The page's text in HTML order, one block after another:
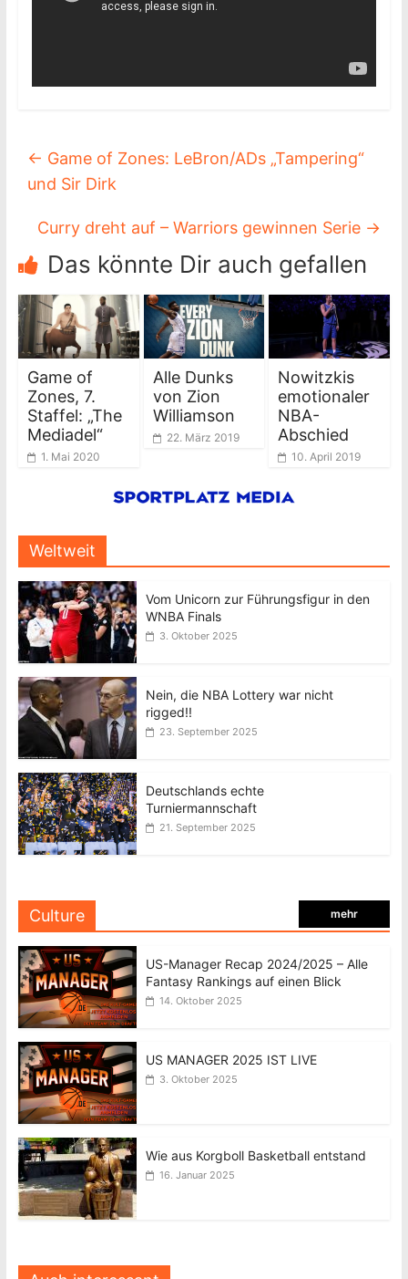
← Game of Zones: LeBron/ADs „Tampering“
und Sir Dirk
Curry dreht auf – Warriors gewinnen Serie →
Das könnte Dir auch gefallen
Game of
Zones, 7.
Staffel: „The
Mediadel“
1. Mai 2020
Alle Dunks
von Zion
Williamson
22. März 2019
Nowitzkis
emotionaler
NBA-
Abschied
10. April 2019
Weltweit
Vom Unicorn zur Führungsfigur in den
WNBA Finals
3. Oktober 2025
Nein, die NBA Lottery war nicht
rigged!!
23. September 2025
Deutschlands echte
Turniermannschaft
21. September 2025
Culture mehr
US-Manager Recap 2024/2025 – Alle
Fantasy Rankings auf einen Blick
14. Oktober 2025
US MANAGER 2025 IST LIVE
3. Oktober 2025
Wie aus Korgboll Basketball entstand
16. Januar 2025